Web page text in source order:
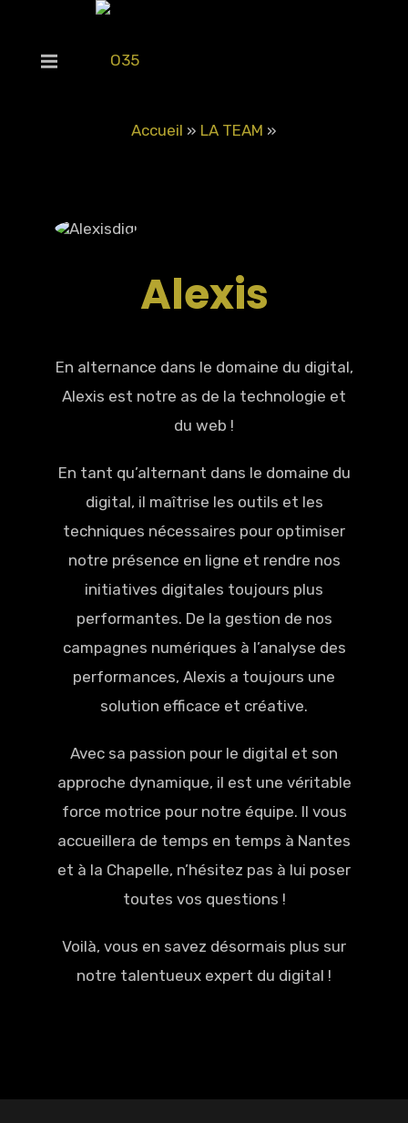
Accueil » LA TEAM »
Alexis
En alternance dans le domaine du digital,
Alexis est notre as de la technologie et
du web !
En tant qu’alternant dans le domaine du
digital, il maîtrise les outils et les
techniques nécessaires pour optimiser
notre présence en ligne et rendre nos
initiatives digitales toujours plus
performantes. De la gestion de nos
campagnes numériques à l’analyse des
performances, Alexis a toujours une
solution efficace et créative.
Avec sa passion pour le digital et son
approche dynamique, il est une véritable
force motrice pour notre équipe. Il vous
accueillera de temps en temps à Nantes
et à la Chapelle, n’hésitez pas à lui poser
toutes vos questions !
Voilà, vous en savez désormais plus sur
notre talentueux expert du digital !